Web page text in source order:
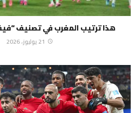
هذا ترتيب المغرب في تصنيف
21 يوليوز، 2026